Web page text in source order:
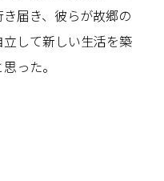
届き、彼らが故郷の
して新しい生活を築
った。